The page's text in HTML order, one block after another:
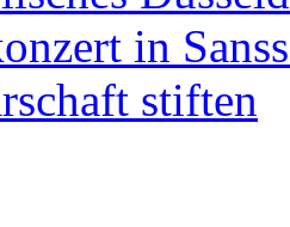
in
stiften